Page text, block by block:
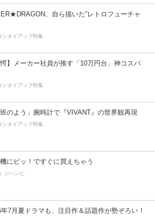
、自ら描いた”レトロフューチャ
ンタイアップ特集
愕】メーカー社員が推す「10万円台」神コスパ
ンタイアップ特集
班のよう」腕時計で『VIVANT』の世界観再現
ンタイアップ特集
にピッ！ですぐに買えちゃう
ジハンピ
7月夏ドラマも、注目作＆話題作が勢ぞろい！